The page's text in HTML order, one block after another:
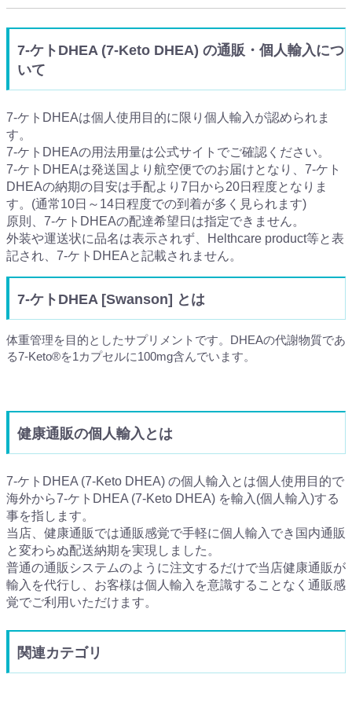
7-ケトDHEA (7-Keto DHEA) の通販・個人輸入につ
いて
7-ケトDHEAは個人使用目的に限り個人輸入が認められま
す。
7-ケトDHEAの用法用量は公式サイトでご確認ください。
7-ケトDHEAは発送国より航空便でのお届けとなり、7-ケト
DHEAの納期の目安は手配より7日から20日程度となりま
す。(通常10日～14日程度での到着が多く見られます)
原則、7-ケトDHEAの配達希望日は指定できません。
外装や運送状に品名は表示されず、Helthcare product等と表
記され、7-ケトDHEAと記載されません。
7-ケトDHEA [Swanson] とは
体重管理を目的としたサプリメントです。DHEAの代謝物質であ
る7-Keto®を1カプセルに100mg含んでいます。
健康通販の個人輸入とは
7-ケトDHEA (7-Keto DHEA) の個人輸入とは個人使用目的で
海外から7-ケトDHEA (7-Keto DHEA) を輸入(個人輸入)する
事を指します。
当店、健康通販では通販感覚で手軽に個人輸入でき国内通販
と変わらぬ配送納期を実現しました。
普通の通販システムのように注文するだけで当店健康通販が
輸入を代行し、お客様は個人輸入を意識することなく通販感
覚でご利用いただけます。
関連カテゴリ